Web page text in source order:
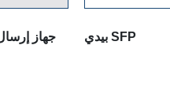
جهاز
بيدي SFP